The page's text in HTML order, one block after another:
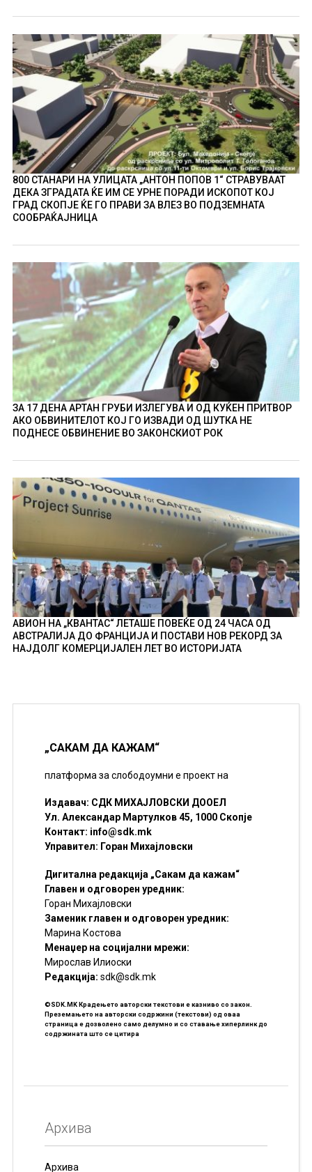
800 СТАНАРИ НА УЛИЦАТА „АНТОН ПОПОВ 1“ СТРАВУВААТ
ДЕКА ЗГРАДАТА ЌЕ ИМ СЕ УРНЕ ПОРАДИ ИСКОПОТ КОЈ
ГРАД СКОПЈЕ ЌЕ ГО ПРАВИ ЗА ВЛЕЗ ВО ПОДЗЕМНАТА
СООБРАЌАЈНИЦА
ЗА 17 ДЕНА АРТАН ГРУБИ ИЗЛЕГУВА И ОД КУЌЕН ПРИТВОР
АКО ОБВИНИТЕЛОТ КОЈ ГО ИЗВАДИ ОД ШУТКА НЕ
ПОДНЕСЕ ОБВИНЕНИЕ ВО ЗАКОНСКИОТ РОК
АВИОН НА „КВАНТАС“ ЛЕТАШЕ ПОВЕЌЕ ОД 24 ЧАСА ОД
АВСТРАЛИЈА ДО ФРАНЦИЈА И ПОСТАВИ НОВ РЕКОРД ЗА
НАЈДОЛГ КОМЕРЦИЈАЛЕН ЛЕТ ВО ИСТОРИЈАТА
„САКАМ ДА КАЖАМ“
платформа за слободоумни е проект на
Издавач: СДК МИХАЈЛОВСКИ ДООЕЛ
Ул. Александар Мартулков 45, 1000 Скопје
Контакт: info@sdk.mk
Управител: Горан Михајловски
Дигитална редакција „Сакам да кажам“
Главен и одговорен уредник:
Горан Михајловски
Заменик главен и одговорен уредник:
Марина Костова
Менаџер на социјални мрежи:
Мирослав Илиоски
Редакцијa: sdk@sdk.mk
©SDK.MK Крадењето авторски текстови е казниво со закон.
Преземањето на авторски содржини (текстови) од оваа
страница е дозволено само делумно и со ставање хиперлинк до
содржината што се цитира
Архива
Архива